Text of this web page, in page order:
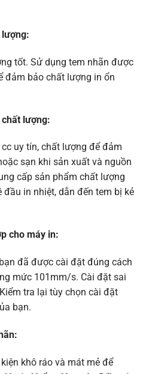
tốt. Sử dụng tem nhãn được
đảm bảo chất lượng in ổn
lượng:
uy tín, chất lượng để đảm
sạn khi sản xuất và nguồn
cấp sản phẩm chất lượng
đầu in nhiệt, dẫn đến tem bị kẻ
cho máy in:
đã được cài đặt đúng cách
mức 101mm/s. Cài đặt sai
tra lại tùy chọn cài đặt
bạn.
khô ráo và mát mẻ để